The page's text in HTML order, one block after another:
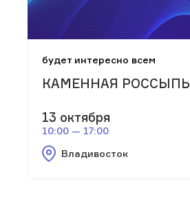
будет интересно всем
КАМЕННАЯ РОССЫПЬ
13 октября
10:00 — 17:00
Владивосток